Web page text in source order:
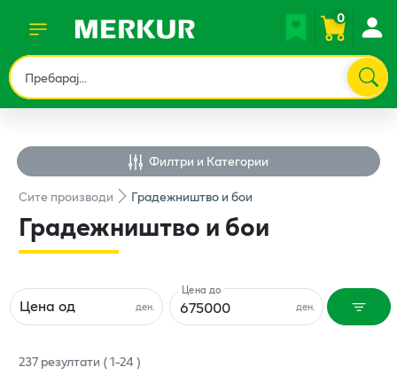
0
Филтри и Категории
Ситепроизводи Градежништво и бои
Градежништво и бои
ден.
Цена од ден.
Цена до
237резултати (1-24)